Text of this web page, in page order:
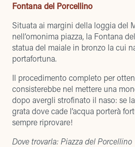
Fontana del Porcellino
Situata ai margini della loggia del
nell’omonima piazza, la Fontana
statua del maiale in bronzo la cui
portafortuna.
Il procedimento completo per
consisterebbe nel mettere una
dopo avergli strofinato il naso: se
grata dove cade l’acqua porterà
sempre riprovare!
Dove trovarla: Piazza del Porcellino